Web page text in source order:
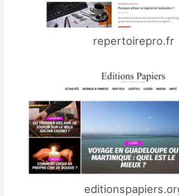
repertoirepro.fr